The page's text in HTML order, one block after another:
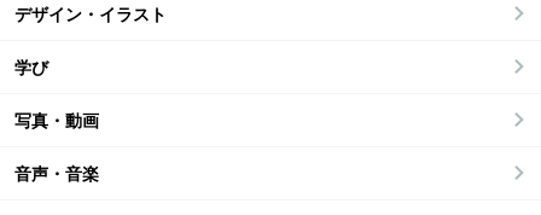
デザイン・イラスト
学び
写真・動画
音声・音楽